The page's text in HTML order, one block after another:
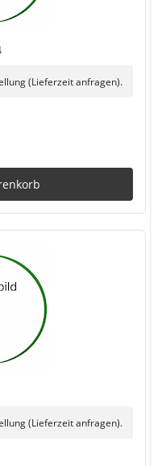
(Lieferzeit anfragen).
(Lieferzeit anfragen).